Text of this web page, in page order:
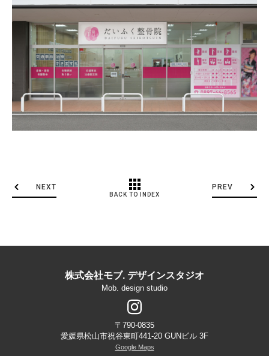
NEXT
BACK TO INDEX
PREV
株式会社モブ. デザインスタジオ
Mob. design studio
〒790-0835
愛媛県松山市祝谷東町441-20 GUNビル 3F
Google Maps